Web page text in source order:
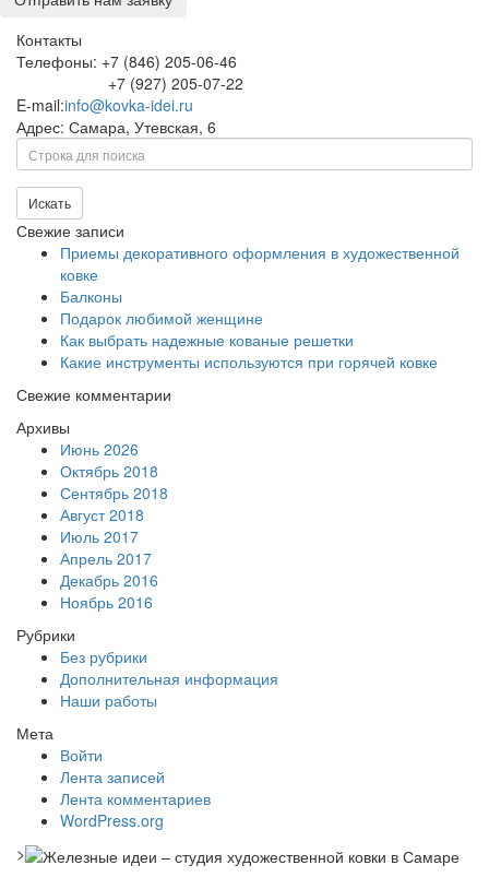
Контакты
Телефоны: +7 (846) 205-06-46
+7 (927) 205-07-22
E-mail:info@kovka-idei.ru
Адрес: Самара, Утевская, 6
Поиск
Искать
Свежие записи
Приемы декоративного оформления в художественной
ковке
Балконы
Подарок любимой женщине
Как выбрать надежные кованые решетки
Какие инструменты используются при горячей ковке
Свежие комментарии
Архивы
Июнь 2026
Октябрь 2018
Сентябрь 2018
Август 2018
Июль 2017
Апрель 2017
Декабрь 2016
Ноябрь 2016
Рубрики
Без рубрики
Дополнительная информация
Наши работы
Мета
Войти
Лента записей
Лента комментариев
WordPress.org
>